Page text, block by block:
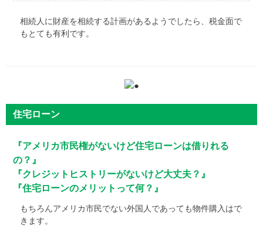
相続人に財産を相続する計画があるようでしたら、税金面で
もとても有利です。
住宅ローン
『アメリカ市民権がないけど住宅ローンは借りれる
の？』
『クレジットヒストリーがないけど大丈夫？』
『住宅ローンのメリットって何？』
もちろんアメリカ市民でない外国人であっても物件購入はで
きます。